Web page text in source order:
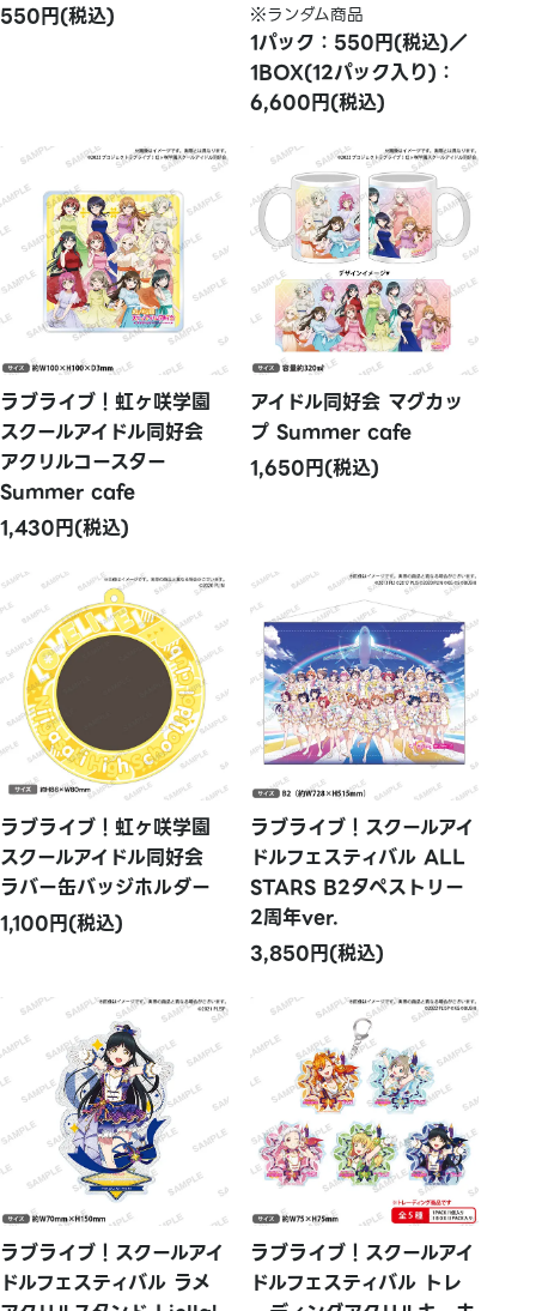
550円(税込)
※ランダム商品
1パック：550円(税込)／
1BOX(12パック入り)：
6,600円(税込)
ラブライブ！虹ヶ咲学園
スクールアイドル同好会
アクリルコースター
Summer cafe
1,430円(税込)
アイドル同好会 マグカッ
プ Summer cafe
1,650円(税込)
ラブライブ！虹ヶ咲学園
スクールアイドル同好会
ラバー缶バッジホルダー
1,100円(税込)
ラブライブ！スクールアイ
ドルフェスティバル ALL
STARS B2タペストリー
2周年ver.
3,850円(税込)
ラブライブ！スクールアイ
ドルフェスティバル ラメ
ラブライブ！スクールアイ
ドルフェスティバル トレ